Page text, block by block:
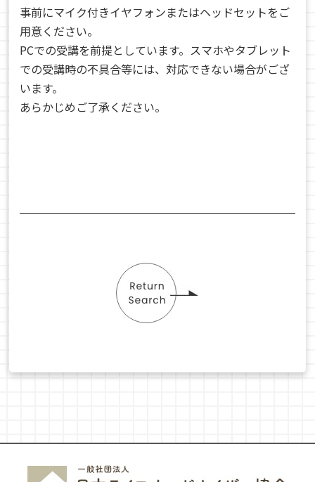
事前にマイク付きイヤフォンまたはヘッドセットをご
用意ください。
PCでの受講を前提としています。スマホやタブレット
での受講時の不具合等には、対応できない場合がござ
います。
あらかじめご了承ください。